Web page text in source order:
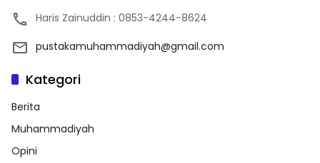
Haris Zainuddin : 0853-4244-8624
pustakamuhammadiyah@gmail.com
Kategori
Berita
Muhammadiyah
Opini